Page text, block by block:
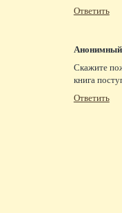
Ответить
Анонимный
Скажите
книга
Ответить